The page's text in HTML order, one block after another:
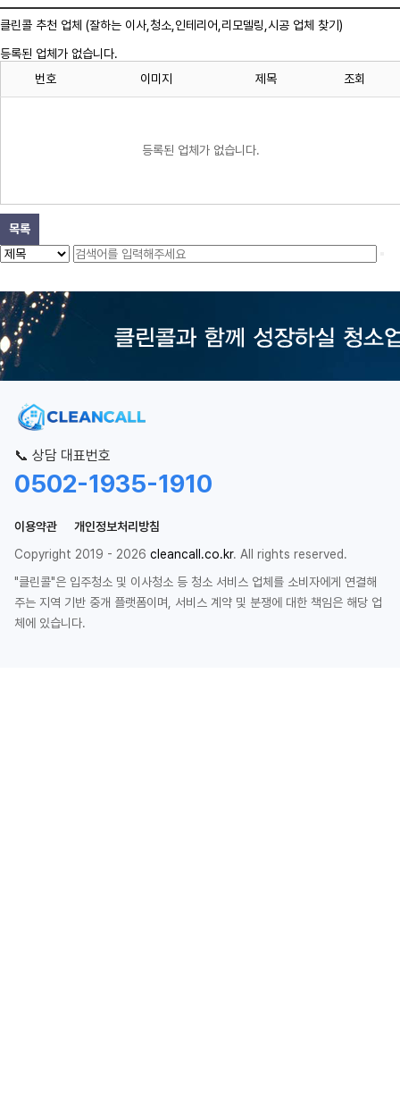
클린콜 추천 업체 (잘하는 이사, 청소 ,인테리어,리모델링,시공 업체 찾기)
등록된 업체가 없습니다.
번호
이미지 제목 조회
등록된 업체가 없습니다.
목록
📞 상담 대표번호
0502-1935-1910
이용약관
개인정보처리방침
Copyright 2019 - 2026 cleancall.co.kr. All rights reserved.
"클린콜"은 입주청소 및 이사청소 등 청소 서비스 업체를 소비자에게 연결해
주는 지역 기반 중개 플랫폼이며, 서비스 계약 및 분쟁에 대한 책임은 해당 업
체에 있습니다.